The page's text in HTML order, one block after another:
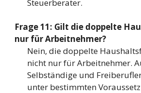
Steuerberater.
Frage 11: Gilt die doppelte
nur für Arbeitnehmer?
Nein, die doppelte
nicht nur für Arbeitnehmer.
Selbständige und
unter bestimmten